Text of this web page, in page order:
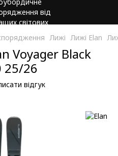
Лижі Лижі Elan
Voyager Black
25/26
відгук